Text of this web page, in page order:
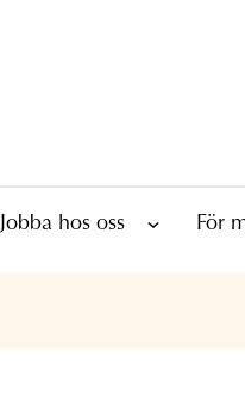
Jobba hos oss För